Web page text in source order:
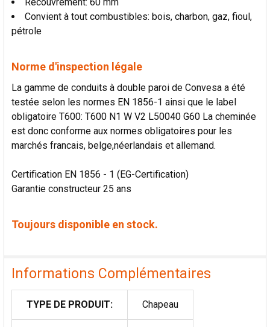
Recouvrement: 60 mm
Convient à tout combustibles: bois, charbon, gaz, fioul,
pétrole
Norme d'inspection légale
La gamme de conduits à double paroi de Convesa a été
testée selon les normes EN 1856-1 ainsi que le label
obligatoire T600: T600 N1 W V2 L50040 G60 La cheminée
est donc conforme aux normes obligatoires pour les
marchés francais, belge,néerlandais et allemand.
Certification EN 1856 - 1 (EG-Certification)
Garantie constructeur 25 ans
Toujours disponible en stock.
Informations Complémentaires
TYPE DE PRODUIT: Chapeau